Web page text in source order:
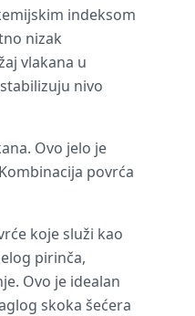
indeksom
nizak
vlakana u
nivo
Ovo jelo je
povrća
koje služi kao
pirinča,
Ovo je idealan
skoka šećera